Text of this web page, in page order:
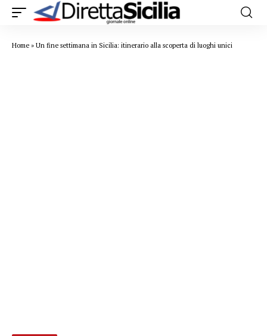
Home » Un fine settimana in Sicilia: itinerario alla scoperta di luoghi unici